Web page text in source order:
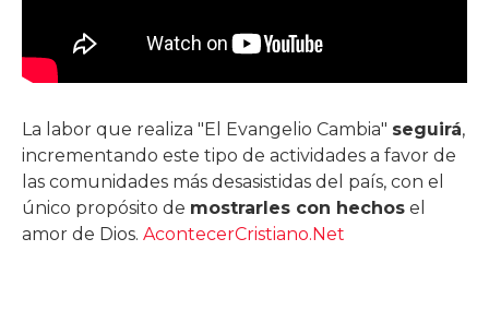
La labor que realiza "El Evangelio Cambia" seguirá,
incrementando este tipo de actividades a favor de
las comunidades más desasistidas del país, con el
único propósito de mostrarles con hechos el
amor de Dios. AcontecerCristiano.Net